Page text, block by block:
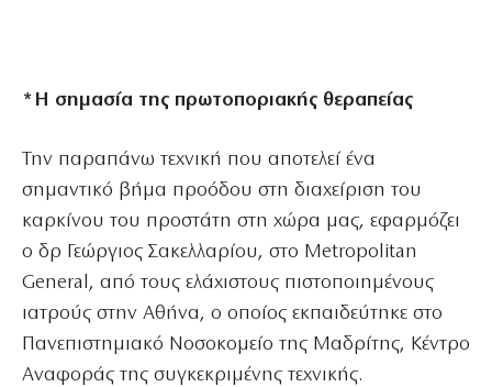
*Η σημασία της πρωτοποριακής θεραπείας
Την παραπάνω τεχνική που αποτελεί ένα
σημαντικό βήμα προόδου στη διαχείριση του
καρκίνου του προστάτη στη χώρα μας, εφαρμόζει
ο δρ Γεώργιος Σακελλαρίου, στο Metropolitan
General, από τους ελάχιστους πιστοποιημένους
ιατρούς στην Αθήνα, ο οποίος εκπαιδεύτηκε στο
Πανεπιστημιακό Νοσοκομείο της Μαδρίτης, Κέντρο
Αναφοράς της συγκεκριμένης τεχνικής.